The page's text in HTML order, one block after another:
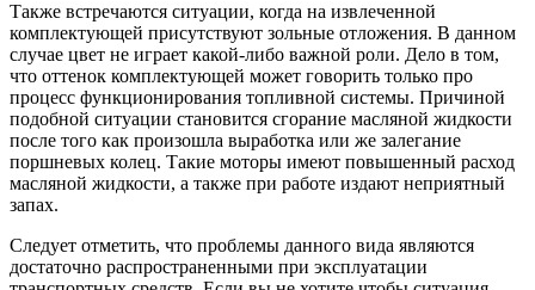
Также встречаются ситуации, когда на извлеченной
комплектующей присутствуют зольные отложения. В данном
случае цвет не играет какой-либо важной роли. Дело в том,
что оттенок комплектующей может говорить только про
процесс функционирования топливной системы. Причиной
подобной ситуации становится сгорание масляной жидкости
после того как произошла выработка или же залегание
поршневых колец. Такие моторы имеют повышенный расход
масляной жидкости, а также при работе издают неприятный
запах.
Следует отметить, что проблемы данного вида являются
достаточно распространенными при эксплуатации